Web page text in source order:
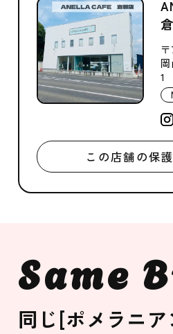
1
この店舗の保
Same
同じ[ポメラニ